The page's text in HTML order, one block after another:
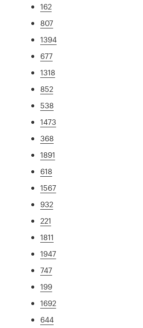
162
807
1394
677
1318
852
538
1473
368
1891
618
1567
932
221
1811
1947
747
199
1692
644